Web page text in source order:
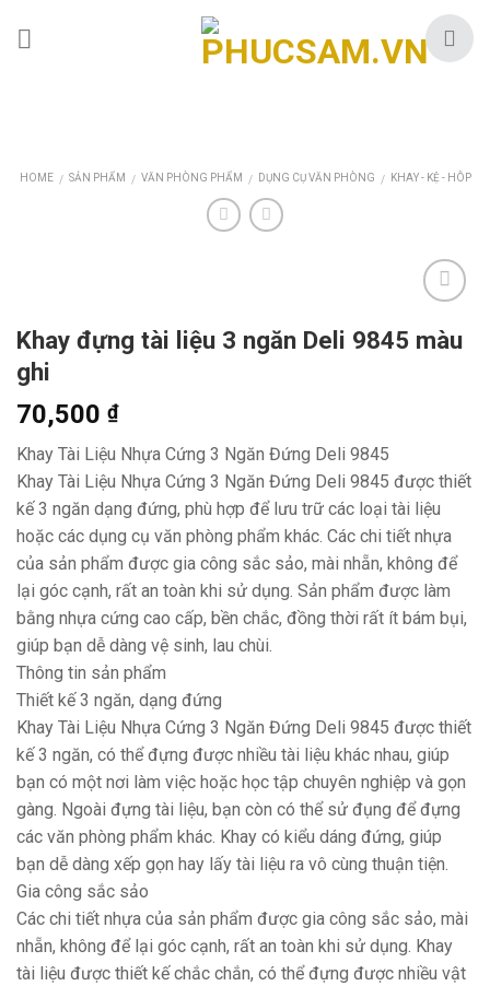
HOME / SẢN PHẨM / VĂN PHÒNG PHẨM / DỤNG CỤ VĂN PHÒNG / KHAY - KỆ - HÔP
Khay đựng tài liệu 3 ngăn Deli 9845 màu
ghi
70,500 ₫
Khay Tài Liệu Nhựa Cứng 3 Ngăn Đứng Deli 9845
Khay Tài Liệu Nhựa Cứng 3 Ngăn Đứng Deli 9845 được thiết
kế 3 ngăn dạng đứng, phù hợp để lưu trữ các loại tài liệu
hoặc các dụng cụ văn phòng phẩm khác. Các chi tiết nhựa
của sản phẩm được gia công sắc sảo, mài nhẵn, không để
lại góc cạnh, rất an toàn khi sử dụng. Sản phẩm được làm
bằng nhựa cứng cao cấp, bền chắc, đồng thời rất ít bám bụi,
giúp bạn dễ dàng vệ sinh, lau chùi.
Thông tin sản phẩm
Thiết kế 3 ngăn, dạng đứng
Khay Tài Liệu Nhựa Cứng 3 Ngăn Đứng Deli 9845 được thiết
kế 3 ngăn, có thể đựng được nhiều tài liệu khác nhau, giúp
bạn có một nơi làm việc hoặc học tập chuyên nghiệp và gọn
gàng. Ngoài đựng tài liệu, bạn còn có thể sử đụng để đựng
các văn phòng phẩm khác. Khay có kiểu dáng đứng, giúp
bạn dễ dàng xếp gọn hay lấy tài liệu ra vô cùng thuận tiện.
Gia công sắc sảo
Các chi tiết nhựa của sản phẩm được gia công sắc sảo, mài
nhẵn, không để lại góc cạnh, rất an toàn khi sử dụng. Khay
tài liệu được thiết kế chắc chắn, có thể đựng được nhiều vật